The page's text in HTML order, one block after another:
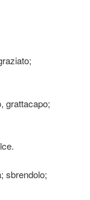
grattacapo;
sbrendolo;